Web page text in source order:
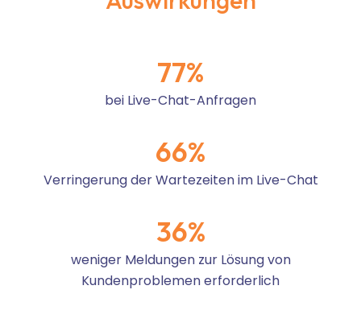
77%
bei Live-Chat-Anfragen
66%
Verringerung der Wartezeiten im Live-Chat
36%
weniger Meldungen zur Lösung von
Kundenproblemen erforderlich